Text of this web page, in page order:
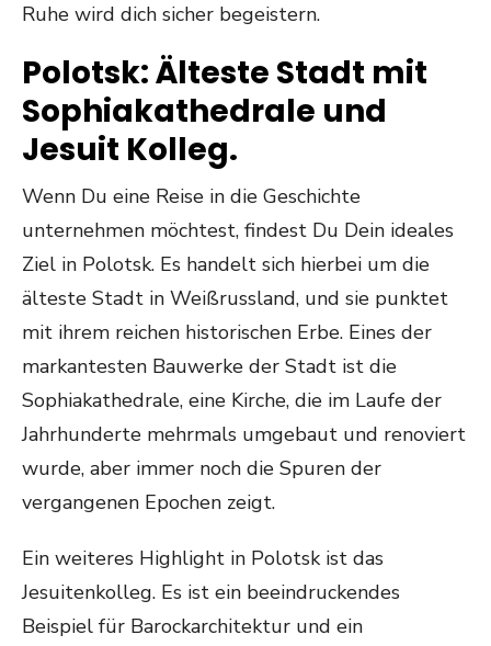
Ruhe wird dich sicher begeistern.
Polotsk: Älteste Stadt mit
Sophiakathedrale und
Jesuit Kolleg.
Wenn Du eine Reise in die Geschichte
unternehmen möchtest, findest Du Dein ideales
Ziel in Polotsk. Es handelt sich hierbei um die
älteste Stadt in Weißrussland, und sie punktet
mit ihrem reichen historischen Erbe. Eines der
markantesten Bauwerke der Stadt ist die
Sophiakathedrale, eine Kirche, die im Laufe der
Jahrhunderte mehrmals umgebaut und renoviert
wurde, aber immer noch die Spuren der
vergangenen Epochen zeigt.
Ein weiteres Highlight in Polotsk ist das
Jesuitenkolleg. Es ist ein beeindruckendes
Beispiel für Barockarchitektur und ein